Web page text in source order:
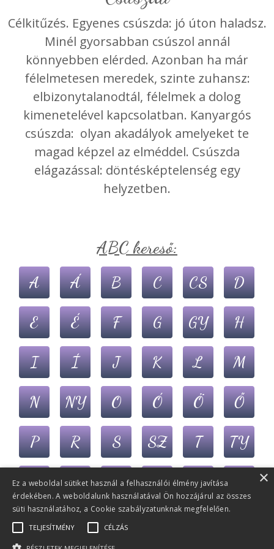
Célkitűzés. Egyenes csúszda: jó úton haladsz.
Minél gyorsabban csúszol annál
könnyebben elérded. Azonban ha már
félelmetesen meredek, szinte zuhansz:
elbizonytalanodtál, félelmek a dolog
kimenetelével kapcsolatban. Kanyargós
csúszda: olyan akadályok amelyeket te
magad képzel az elméddel. Csúszda
elágazással: döntésképtelenség egy
helyzetben.
ABC kereső:
A Á B C CS D
E É F G GY H
I Í J K L M
N NY O Ó Ö Ő
P R S SZ T TY
U Ú Ü Ű V
ZS
×
Ez a weboldal sütiket használ a felhasználói élmény javítása
érdekében. A weboldalunk használatával Ön hozzájárul az összes
süti használatához, a Cookie szabályzatunknak megfelelően.
TELJESÍTMÉNY CÉLZÁS